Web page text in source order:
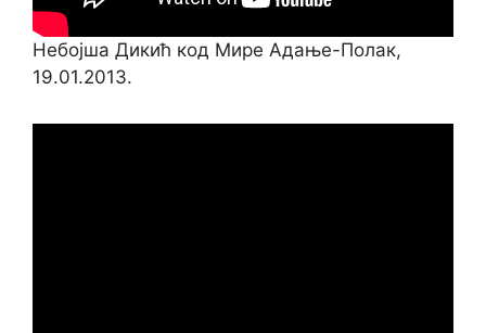
Небојша Дикић код Мире Адање-Полак,
19.01.2013.